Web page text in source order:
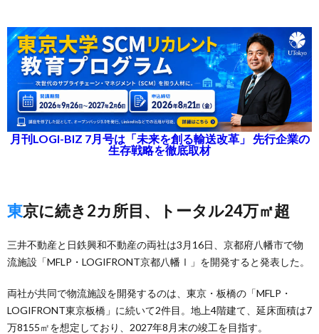
月刊LOGI-BIZ 7月号は「未来を創る輸送改革」 先行企業の
生存戦略を徹底取材
東京に続き2カ所目、トータル24万㎡超
三井不動産と日鉄興和不動産の両社は3月16日、京都府八幡市で物
流施設「MFLP・LOGIFRONT京都八幡Ⅰ」を開発すると発表した。
両社が共同で物流施設を開発するのは、東京・板橋の「MFLP・
LOGIFRONT東京板橋」に続いて2件目。地上4階建て、延床面積は7
万8155㎡を想定しており、2027年8月末の竣工を目指す。